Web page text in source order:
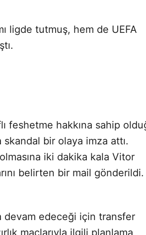
ligde tutmuş, hem de UEFA
feshetme hakkına sahip
bir olaya imza attı.
iki dakika kala Vitor
belirten bir mail gönderildi.
devam edeceği için transfer
maçlarıyla ilgili planlama